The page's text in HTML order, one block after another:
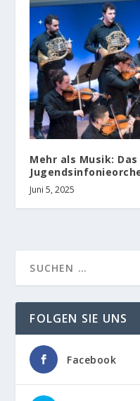
Mehr als Musik:
Juni 5, 2025
FOLGEN SIE UNS
Facebook